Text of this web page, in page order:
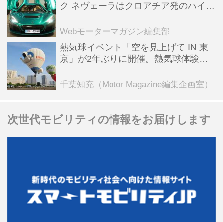
ク ネヴェーラはクロアチア発のハイパ
全版／115】
Webモーターマガジン編集部
熱気球イベント「空を見上げて IN 東
京」が2年ぶりに開催。熱気球体験搭
ンテンツも
千葉知充（Motor Magazine編集企画室）
次世代モビリティの情報をお届けします